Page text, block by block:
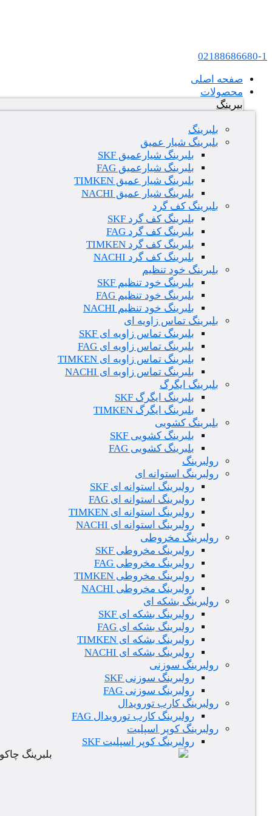
02188686680-1
صفحه اصلی
محصولات
بیرینگ
بلبرینگ
بلبرینگ شیار عمیق
بلبرینگ شیارعمیق SKF
بلبرینگ شیارعمیق FAG
بلبرینگ شیار عمیق TIMKEN
بلبرینگ شیار عمیق NACHI
بلبرینگ کف گرد
بلبرینگ کف گرد SKF
بلبرینگ کف گرد FAG
بلبرینگ کف گرد TIMKEN
بلبرینگ کف گرد NACHI
بلبرینگ خود تنظیم
بلبرینگ خود تنظیم SKF
بلبرینگ خود تنظیم FAG
بلبرینگ خود تنظیم NACHI
بلبرینگ تماس زاویه ای
بلبرینگ تماس زاویه ای SKF
بلبرینگ تماس زاویه ای FAG
بلبرینگ تماس زاویه ای TIMKEN
بلبرینگ تماس زاویه ای NACHI
بلبرینگ ایگرگ
بلبرینگ ایگرگ SKF
بلبرینگ ایگرگ TIMKEN
بلبرینگ کشویی
بلبرینگ کشویی SKF
بلبرینگ کشویی FAG
رولبرینگ
رولبرینگ استوانه ای
رولبرینگ استوانه ای SKF
رولبرینگ استوانه ای FAG
رولبرینگ استوانه ای TIMKEN
رولبرینگ استوانه ای NACHI
رولبرینگ مخروطی
رولبرینگ مخروطی SKF
رولبرینگ مخروطی FAG
رولبرینگ مخروطی TIMKEN
رولبرینگ مخروطی NACHI
رولبرینگ بشکه ای
رولبرینگ بشکه ای SKF
رولبرینگ بشکه ای FAG
رولبرینگ بشکه ای TIMKEN
رولبرینگ بشکه ای NACHI
رولبرینگ سوزنی
رولبرینگ سوزنی SKF
رولبرینگ سوزنی FAG
رولبرینگ کارب تورویدال
رولبرینگ کارب تورویدال FAG
رولبرینگ کوپر اسپلیت
رولبرینگ کوپر اسپلیت SKF